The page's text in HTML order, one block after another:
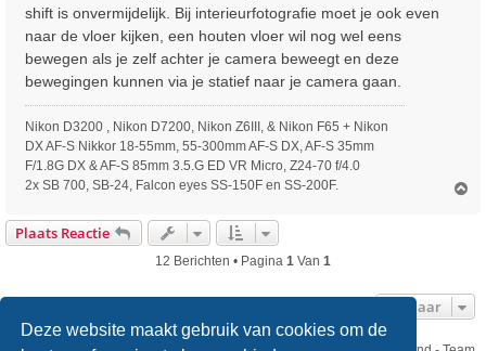
Deze website maakt gebruik van cookies om de
shift is onvermijdelijk. Bij interieurfotografie moet je ook even
naar de vloer kijken, een houten vloer wil nog wel eens
bewegen als je zelf achter je camera beweegt en deze
bewegingen kunnen via je statief naar je camera gaan.
Nikon D3200 , Nikon D7200, Nikon Z6III, & Nikon F65 + Nikon
DX AF-S Nikkor 18-55mm, 55-300mm AF-S DX, AF-S 35mm
F/1.8G DX & AF-S 85mm 3.5.G ED VR Micro, Z24-70 f/4.0
2x SB 700, SB-24, Falcon eyes SS-150F en SS-200F.
Plaats Reactie
12 Berichten • Pagina 1 Van 1
Ga Naar